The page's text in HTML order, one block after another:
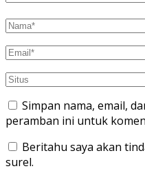
Simpan nama, email,
peramban ini untuk
Beritahu saya akan
surel.